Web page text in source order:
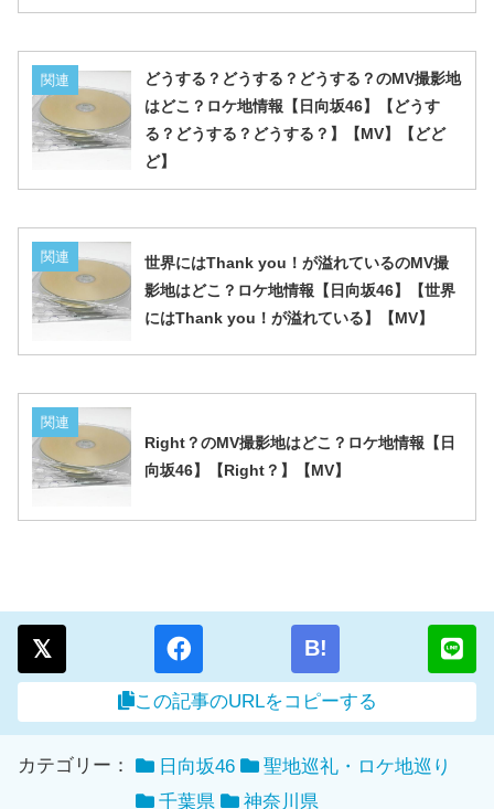
関連
どうする？どうする？どうする？のMV撮影地
はどこ？ロケ地情報【日向坂46】【どうす
る？どうする？どうする？】【MV】【どど
ど】
関連
世界にはThank you！が溢れているのMV撮
影地はどこ？ロケ地情報【日向坂46】【世界
にはThank you！が溢れている】【MV】
関連
Right？のMV撮影地はどこ？ロケ地情報【日
向坂46】【Right？】【MV】
B!
この記事のURLをコピーする
カテゴリー： 日向坂46
聖地巡礼・ロケ地巡り
千葉県
神奈川県